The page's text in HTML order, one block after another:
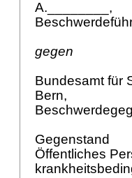
A.________,
gegen
Bundesamt für
Bern,
Gegenstand
Öffentliches